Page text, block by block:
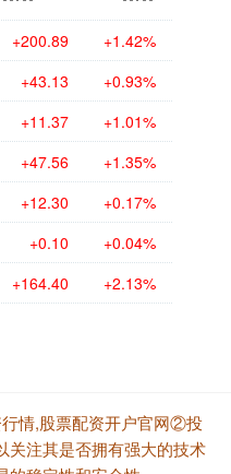
+200.89 +1.42%
+43.13 +0.93%
+11.37 +1.01%
+47.56 +1.35%
+12.30 +0.17%
+0.10 +0.04%
+164.40 +2.13%
情,股票配资开户官网②投
关注其是否拥有强大的技术